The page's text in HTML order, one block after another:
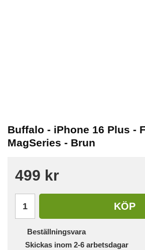
Buffalo - iPhone 16 Plus -
MagSeries - Brun
499 kr
KÖP
Beställningsvara
Skickas inom 2-6 arbetsdagar